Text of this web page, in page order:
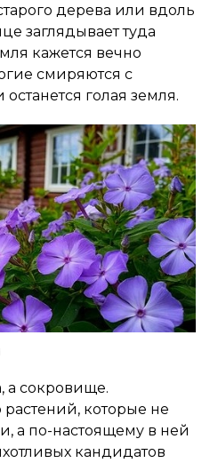
дерева или вдоль
заглядывает туда
кажется вечно
смиряются с
голая земля.
а сокровище.
которые не
а по-настоящему в ней
кандидатов